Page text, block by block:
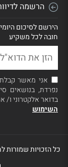
הרשמה
הירשם לסיכום
חובה לכל משקיע
אני מאשר
נפרדת, בנושאים
בדואר אלקטרוני ו/
השימוש
כל הזכויות